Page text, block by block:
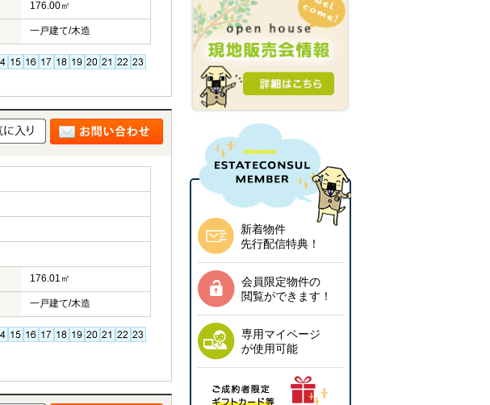
176.00㎡
一戸建て/木造
176.01㎡
一戸建て/木造
新着物件
先行配信特典！
会員限定物件の
閲覧ができます！
専用マイページ
が使用可能